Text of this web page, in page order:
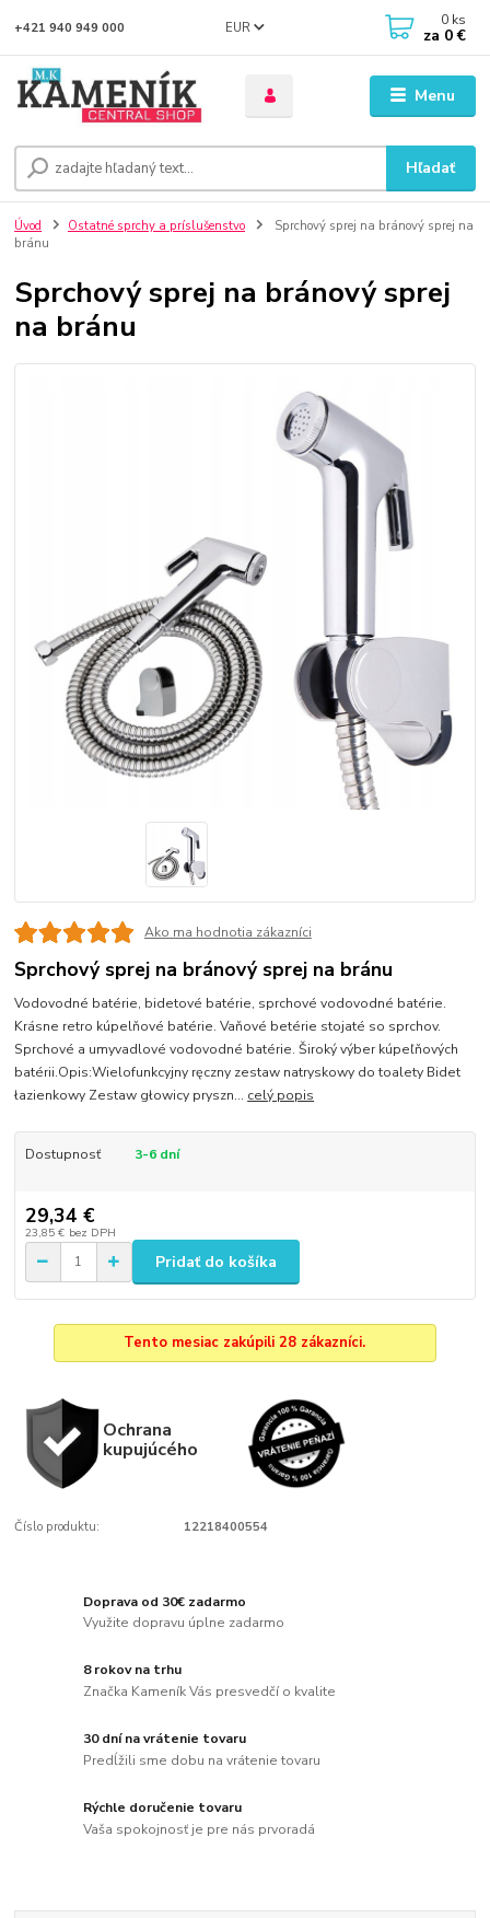
Menu
EUR
Hľadať
+421 940 949 000 0 ks
za 0 €
Úvod Ostatné sprchy a príslušenstvo
Sprchový sprej na bránový sprej na
bránu
Sprchový sprej na bránový sprej
na bránu
Ako ma hodnotia zákazníci
Sprchový sprej na bránový sprej na bránu
Vodovodné batérie, bidetové batérie, sprchové vodovodné batérie.
Krásne retro kúpelňové batérie. Vaňové betérie stojaté so sprchov.
Sprchové a umyvadlové vodovodné batérie. Široký výber kúpeľňových
batérii.Opis:Wielofunkcyjny ręczny zestaw natryskowy do toalety Bidet
łazienkowy Zestaw głowicy pryszn... celý popis
Dostupnosť 3-6 dní
29,34 €
23,85 € bez DPH
Pridať do košíka
Tento mesiac zakúpili 28 zákazníci.
Ochrana
kupujúcého
Číslo produktu: 12218400554
Doprava od 30€ zadarmo
Využite dopravu úplne zadarmo
8 rokov na trhu
Značka Kameník Vás presvedčí o kvalite
30 dní na vrátenie tovaru
Predĺžili sme dobu na vrátenie tovaru
Rýchle doručenie tovaru
Vaša spokojnosť je pre nás prvoradá